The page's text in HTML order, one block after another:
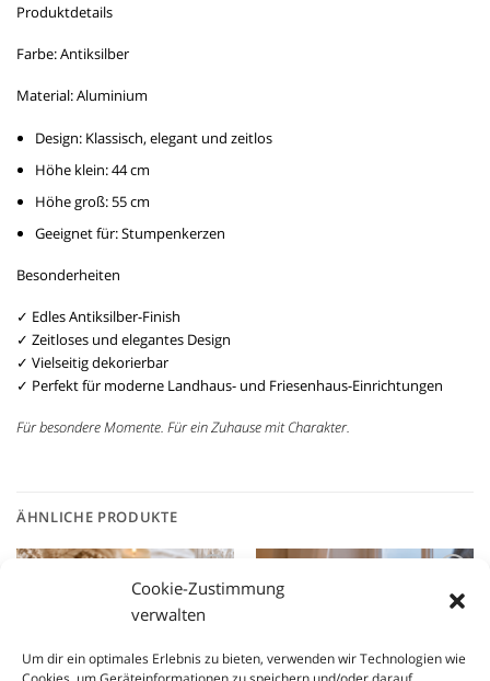
Cookie-Zustimmung
verwalten
Um dir ein optimales Erlebnis zu bieten, verwenden wir Technologien wie
Produktdetails
Farbe:Antiksilber
Material:Aluminium
Design: Klassisch, elegant und zeitlos
Höhe klein:44 cm
Höhe groß: 55 cm
Geeignet für:Stumpenkerzen
Besonderheiten
✓ Edles Antiksilber-Finish
✓ Zeitloses und elegantes Design
✓ Vielseitig dekorierbar
✓ Perfekt für moderne Landhaus- und Friesenhaus-Einrichtungen
Für besondere Momente. Für ein Zuhause mit Charakter.
ÄHNLICHE PRODUKTE
Neu